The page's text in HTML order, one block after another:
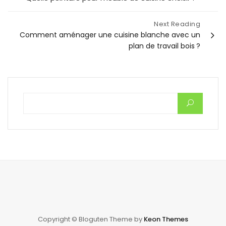
Next Reading
Comment aménager une cuisine blanche avec un
plan de travail bois ?
Copyright © Bloguten Theme by Keon Themes